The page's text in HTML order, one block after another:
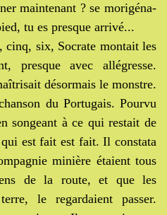
maintenant ? se morigéna-
tu es presque arrivé...
six, Socrate montait les
presque avec allégresse.
désormais le monstre.
du Portugais. Pourvu
songeant à ce qui restait de
est fait est fait. Il constata
minière étaient tous
de la route, et que les
le regardaient passer.